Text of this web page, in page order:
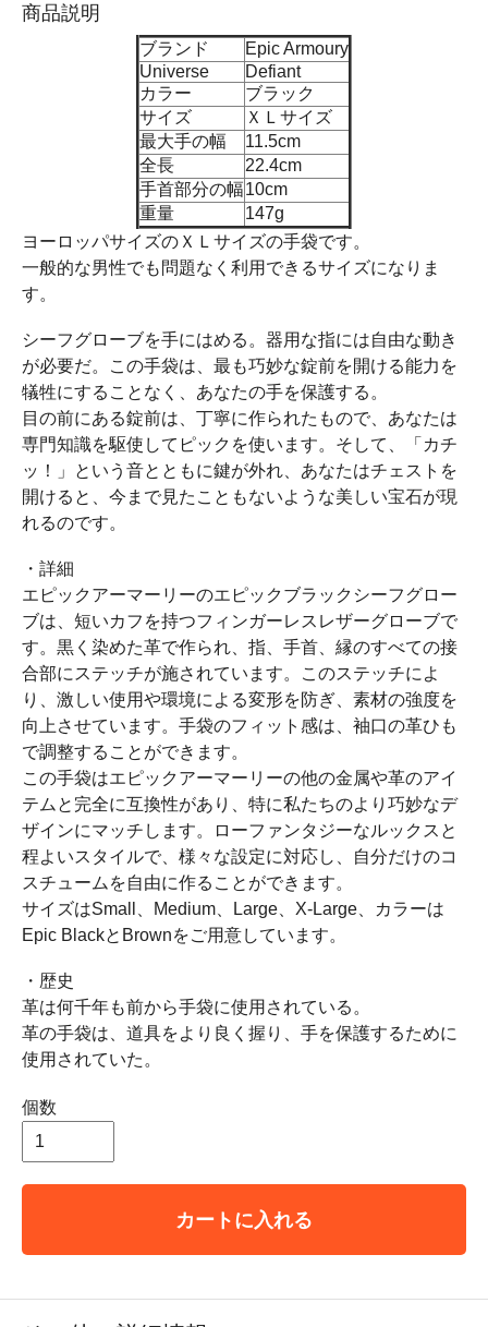
商品説明
ブランド
Epic Armoury
Universe
Defiant
カラー
ブラック
サイズ
ＸＬサイズ
最大手の幅
11.5cm
全長
22.4cm
手首部分の幅10cm
重量
147g
ヨーロッパサイズのＸＬサイズの手袋です。
一般的な男性でも問題なく利用できるサイズになりま
す。
シーフグローブを手にはめる。器用な指には自由な動き
が必要だ。この手袋は、最も巧妙な錠前を開ける能力を
犠牲にすることなく、あなたの手を保護する。
目の前にある錠前は、丁寧に作られたもので、あなたは
専門知識を駆使してピックを使います。そして、「カチ
ッ！」という音とともに鍵が外れ、あなたはチェストを
開けると、今まで見たこともないような美しい宝石が現
れるのです。
・詳細
エピックアーマーリーのエピックブラックシーフグロー
ブは、短いカフを持つフィンガーレスレザーグローブで
す。黒く染めた革で作られ、指、手首、縁のすべての接
合部にステッチが施されています。このステッチによ
り、激しい使用や環境による変形を防ぎ、素材の強度を
向上させています。手袋のフィット感は、袖口の革ひも
で調整することができます。
この手袋はエピックアーマーリーの他の金属や革のアイ
テムと完全に互換性があり、特に私たちのより巧妙なデ
ザインにマッチします。ローファンタジーなルックスと
程よいスタイルで、様々な設定に対応し、自分だけのコ
スチュームを自由に作ることができます。
サイズはSmall、Medium、Large、X-Large、カラーは
Epic BlackとBrownをご用意しています。
・歴史
革は何千年も前から手袋に使用されている。
革の手袋は、道具をより良く握り、手を保護するために
使用されていた。
個数
カートに入れる